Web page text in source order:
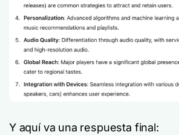
Y aquí va una respuesta final: